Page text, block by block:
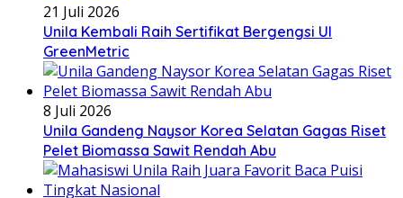
21 Juli 2026
Unila Kembali Raih Sertifikat Bergengsi UI
GreenMetric
8 Juli 2026
Unila Gandeng Naysor Korea Selatan Gagas Riset
Pelet Biomassa Sawit Rendah Abu